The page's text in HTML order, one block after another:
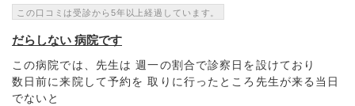
この口コミは受診から5年以上経過しています。
だらしない 病院です
この病院では、先生は 週一の割合で診察日を設けており
数日前に来院して予約を 取りに行ったところ先生が来る当日
でないと